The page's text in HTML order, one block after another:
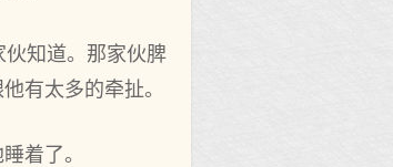
知道。那家伙脾
有太多的牵扯。
着了。